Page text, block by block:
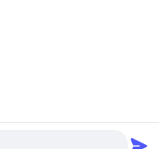
2026 Shenzhen Tunsing